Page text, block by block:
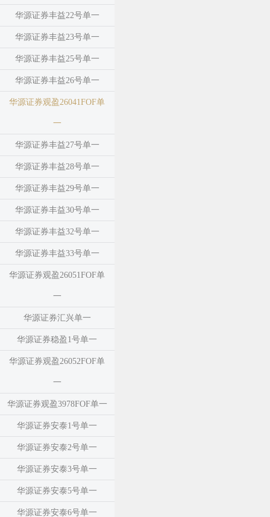
华源证券丰益22号单一
华源证券丰益23号单一
华源证券丰益25号单一
华源证券丰益26号单一
华源证券观盈26041FOF单
一
华源证券丰益27号单一
华源证券丰益28号单一
华源证券丰益29号单一
华源证券丰益30号单一
华源证券丰益32号单一
华源证券丰益33号单一
华源证券观盈26051FOF单
一
华源证券汇兴单一
华源证券稳盈1号单一
华源证券观盈26052FOF单
一
华源证券观盈3978FOF单一
华源证券安泰1号单一
华源证券安泰2号单一
华源证券安泰3号单一
华源证券安泰5号单一
华源证券安泰6号单一